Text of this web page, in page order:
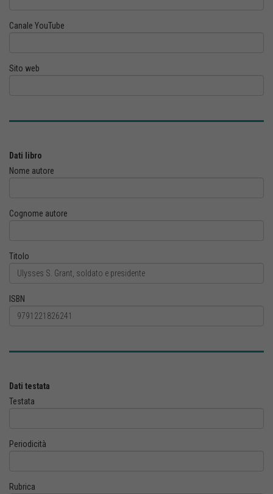
Canale YouTube
Sito web
Dati libro
Nome autore
Cognome autore
Titolo
ISBN
Dati testata
Testata
Periodicità
Rubrica